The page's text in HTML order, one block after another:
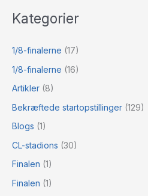
Kategorier
1/8-finalerne (17)
1/8-finalerne (16)
Artikler (8)
Bekræftede startopstillinger (129)
Blogs (1)
CL-stadions (30)
Finalen (1)
Finalen (1)